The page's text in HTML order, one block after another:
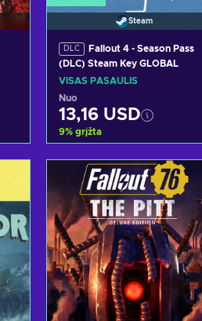
Steam
DLC
Fallout 4 - Season Pass
(DLC) Steam Key GLOBAL
VISAS PASAULIS
Nuo
13,16 USD
9% grįžta
Pridėti į krepšelį
Peržiūrėti pasiūlymus